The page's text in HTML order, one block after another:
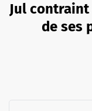
Jul
de ses